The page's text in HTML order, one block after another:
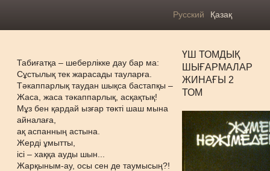
Русский Қазақ
Табиғатқа – шеберлікке дау бар ма:
Сұстылық тек жарасады тауларға.
Тәкаппарлық таудан шықса бастапқы –
Жаса, жаса тәкаппарлық, асқақтық!
Мұз бен қардай ызғар төкті шаш мына
айналаға,
ақ аспанның астына.
Жерді ұмытты,
ісі – хаққа ауды шын...
Жарқыным-ау, осы сен де таумысың?!
ҮШ ТОМДЫҚ
ШЫҒАРМАЛАР
ЖИНАҒЫ 2
ТОМ